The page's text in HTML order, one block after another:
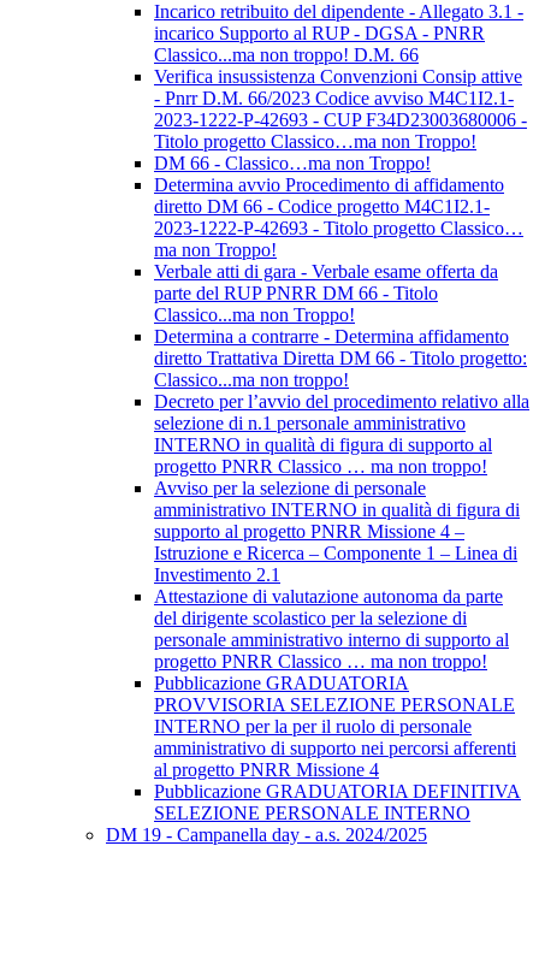
Incarico retribuito del dipendente - Allegato 3.1 -
incarico Supporto al RUP - DGSA - PNRR
Classico...ma non troppo! D.M. 66
Verifica insussistenza Convenzioni Consip attive
- Pnrr D.M. 66/2023 Codice avviso M4C1I2.1-
2023-1222-P-42693 - CUP F34D23003680006 -
Titolo progetto Classico…ma non Troppo!
DM 66 - Classico…ma non Troppo!
Determina avvio Procedimento di affidamento
diretto DM 66 - Codice progetto M4C1I2.1-
2023-1222-P-42693 - Titolo progetto Classico…
ma non Troppo!
Verbale atti di gara - Verbale esame offerta da
parte del RUP PNRR DM 66 - Titolo
Classico...ma non Troppo!
Determina a contrarre - Determina affidamento
diretto Trattativa Diretta DM 66 - Titolo progetto:
Classico...ma non troppo!
Decreto per l’avvio del procedimento relativo alla
selezione di n.1 personale amministrativo
INTERNO in qualità di figura di supporto al
progetto PNRR Classico … ma non troppo!
Avviso per la selezione di personale
amministrativo INTERNO in qualità di figura di
supporto al progetto PNRR Missione 4 –
Istruzione e Ricerca – Componente 1 – Linea di
Investimento 2.1
Attestazione di valutazione autonoma da parte
del dirigente scolastico per la selezione di
personale amministrativo interno di supporto al
progetto PNRR Classico … ma non troppo!
Pubblicazione GRADUATORIA
PROVVISORIA SELEZIONE PERSONALE
INTERNO per la per il ruolo di personale
amministrativo di supporto nei percorsi afferenti
al progetto PNRR Missione 4
Pubblicazione GRADUATORIA DEFINITIVA
SELEZIONE PERSONALE INTERNO
DM 19 - Campanella day - a.s. 2024/2025